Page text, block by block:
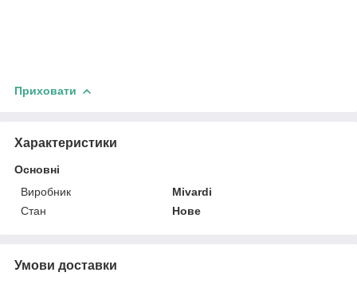
Приховати
Характеристики
Основні
Виробник
Mivardi
Стан
Нове
Умови доставки